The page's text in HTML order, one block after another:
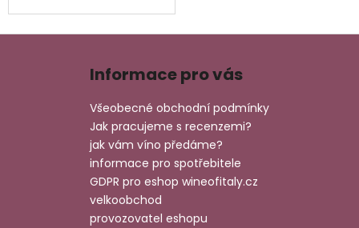
Informace pro vás
Všeobecné obchodní podmínky
Jak pracujeme s recenzemi?
jak vám víno předáme?
informace pro spotřebitele
GDPR pro eshop wineofitaly.cz
velkoobchod
provozovatel eshopu